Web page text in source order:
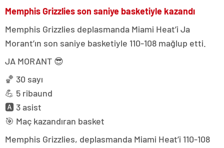
Memphis Grizzlies son saniye basketiyle kazandı
Memphis Grizzlies deplasmanda Miami Heat’i Ja
Morant’ın son saniye basketiyle 110-108 mağlup etti.
JA MORANT 😎
🏀 30 sayı
💪 5 ribaund
🅰️ 3 asist
🎯 Maç kazandıran basket
Memphis Grizzlies, deplasmanda Miami Heat’i 110-108